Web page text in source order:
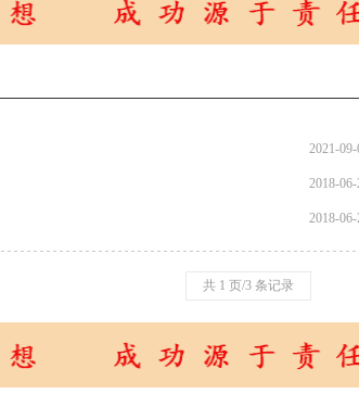
2021-
2018-06-
2018-
共 1 页/3 条记录